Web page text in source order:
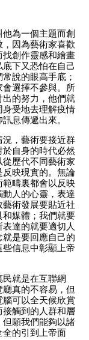
為一個主題而創
因為藝術家喜歡
創作靈感和繪畫
下又恐怕在自己
說的眼高手底；
選擇不參與。所
的努力，他們就
受地去理解疫情
息傳遞出來。
，藝術要接近群
自身的時代必然
歷代不同藝術家
映現實的。無論
疇裏都會以反映
人的心靈，表達
術發展要貼近社
媒體；我們就要
達的就要適切人
是要回應自己的
信息中彰顯上帝
就是在互聯網
真的不容易，但
可以全天候欣賞
觸到的人群和層
願我們能夠以諸
的引到上帝面